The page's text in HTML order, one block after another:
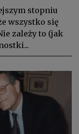
stopniu
wszystko się
zależy to (jak